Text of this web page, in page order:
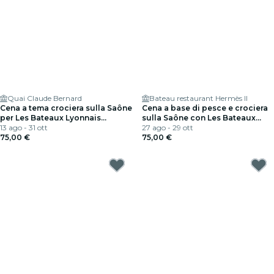
Quai Claude Bernard
Cena a tema crociera sulla Saône
per Les Bateaux Lyonnais
Hermès I
13 ago - 31 ott
75,00 €
Bateau restaurant Hermès II
Cena a base di pesce e crociera
sulla Saône con Les Bateaux
Lyonnais Hermès II
27 ago - 29 ott
75,00 €